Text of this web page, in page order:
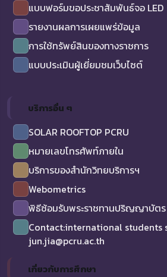
แบบฟอร์มขอประชาสัมพันธ์จอ LED
รายงานผลการเผยแพร่ข้อมูล
การใช้ทรัพย์สินของทางราชการ
แบบประเมินผู้เยี่ยมชมเว็บไซต์
บริการอื่น ๆ
SOLAR ROOFTOP PCRU
หมายเลขโทรศัพท์ภายใน
บริการของสำนักวิทยบริการฯ
Webometrics
พิธีซ้อมรับพระราชทานปริญญาบัตร
Contact:international students
jun.jia@pcru.ac.th
เกี่ยวกับการศึกษา